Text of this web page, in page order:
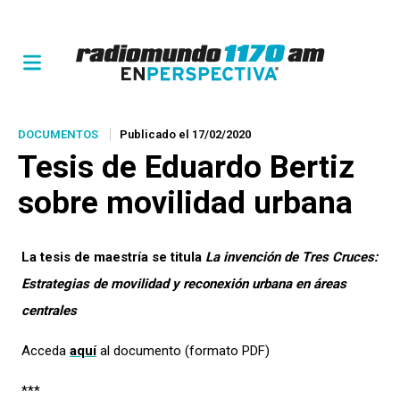
DOCUMENTOS Publicado el 17/02/2020
Tesis de Eduardo Bertiz
sobre movilidad urbana
La tesis de maestría se titula La invención de Tres Cruces:
Estrategias de movilidad y reconexión urbana en áreas
centrales
Acceda aquíal documento (formato PDF)
***